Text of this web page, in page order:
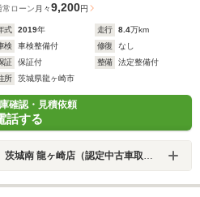
常ローン 月々9,200円
式 2019年 走行 8.4万km
検
車検整備付 修復
なし
証
保証付 整備
法定整備付
所
茨城県龍ヶ崎市
確認・見積依頼
話する
南 龍ヶ崎店（認定中古車取扱店）